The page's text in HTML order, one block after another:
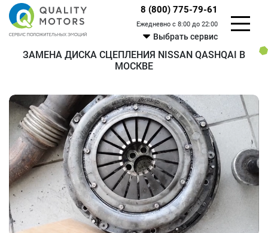
8 (800) 775-79-61
Ежедневно с 8:00 до 22:00
Выбрать сервис
ЗАМЕНА ДИСКА СЦЕПЛЕНИЯ NISSAN QASHQAI В
МОСКВЕ